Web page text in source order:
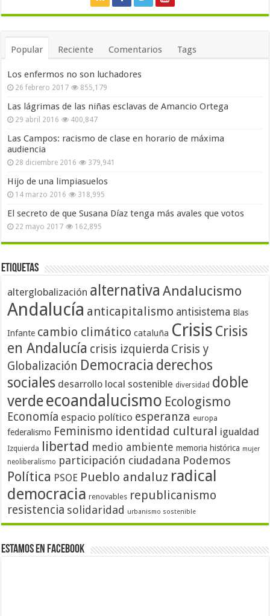
Popular Reciente Comentarios Tags
Los enfermos no son luchadores
26 febrero 2017 855,179
Las lágrimas de las niñas esclavas de Amancio Ortega
29 abril 2016 400,847
Las Campos: racismo de clase en horario de máxima
audiencia
28 diciembre 2016 379,941
Hijo de una limpiasuelos
14 marzo 2016 318,995
El secreto de que Susana Díaz tenga más avales que votos
22 mayo 2017 162,895
Etiquetas
alterglobalización alternativa Andalucismo
Andalucía anticapitalismo antisistema Blas
Infante cambio climático cataluña Crisis Crisis
en Andalucía crisis izquierda Crisis y
Globalización Democracia derechos
sociales desarrollo local sostenible diversidad doble
verdeecoandalucismo Ecologismo
Economía espacio político esperanza europa
federalismo Feminismo identidad cultural igualdad
Izquierda libertad medio ambiente memoria histórica mujer
neoliberalismo participación ciudadana Podemos
Política PSOE Pueblo andaluz radical
democracia renovables republicanismo
resistencia solidaridad urbanismo sostenible
Estamos en Facebook